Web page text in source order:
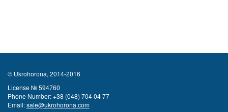
© Ukrohorona, 2014-2016
License № 594760
Phone Number:+38 (048) 704 04 77
Email:sale@ukrohorona.com